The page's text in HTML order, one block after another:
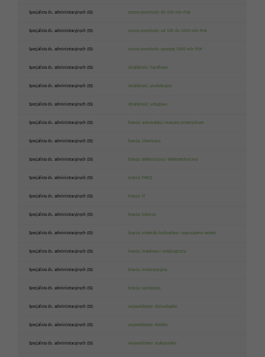
Specjalista ds. administracyjnych (SS) roczne przychody: do 100 mln PLN
Specjalista ds. administracyjnych (SS) roczne przychody: od 100 do 1000 mln PLN
Specjalista ds. administracyjnych (SS) roczne przychody: powyżej 1000 mln PLN
Specjalista ds. administracyjnych (SS) działalność: handlowa
Specjalista ds. administracyjnych (SS) działalność: produkcyjna
Specjalista ds. administracyjnych (SS) działalność: usługowa
Specjalista ds. administracyjnych (SS) branża: automatyka i maszyny przemysłowe
Specjalista ds. administracyjnych (SS) branża: chemiczna
Specjalista ds. administracyjnych (SS) branża: elektroniczna i elektrotechniczna
Specjalista ds. administracyjnych (SS) branża: FMCG
Specjalista ds. administracyjnych (SS) branża: IT
Specjalista ds. administracyjnych (SS) branża: lotnicza
Specjalista ds. administracyjnych (SS) branża: materiały budowlane i wyposażenie wnętrz
Specjalista ds. administracyjnych (SS) branża: metalowa i metalurgiczna
Specjalista ds. administracyjnych (SS) branża: motoryzacyjna
Specjalista ds. administracyjnych (SS) branża: spożywcza
Specjalista ds. administracyjnych (SS) województwo: dolnośląskie
Specjalista ds. administracyjnych (SS) województwo: łódzkie
Specjalista ds. administracyjnych (SS) województwo: małopolskie